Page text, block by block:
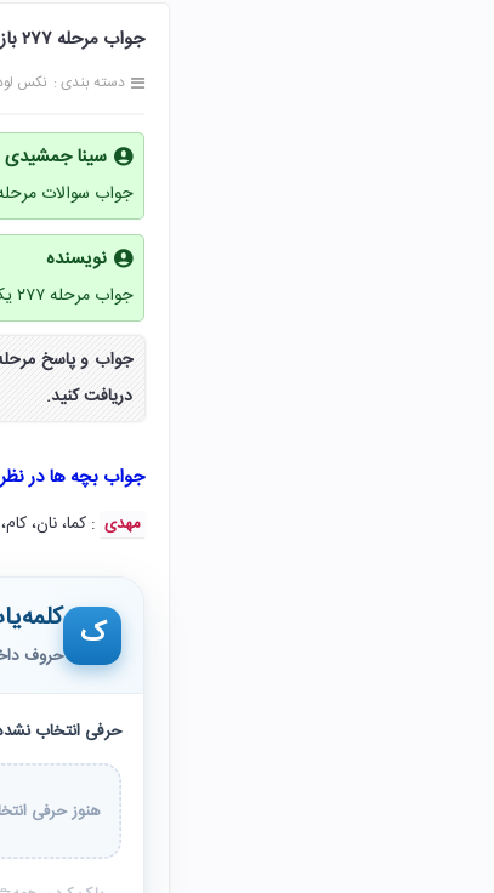
جواب مرحله ۲۷۷ بازی فندق 277 دویست و هفتاد و هفت پاسخ
دسته بندی : نکس
سینا جمشیدی
جواب سوالات مرحله 277بازی
نویسنده
جواب مرحله ۲۷۷ یک ۵حرفی
دریافت کنید.
جواب بچه ها در
مهدی : کما، نان،
ک حروف
حرفی انتخاب
هنوز حرفی